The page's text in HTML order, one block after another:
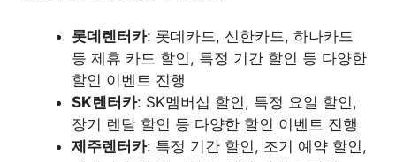
롯데렌터카: 롯데카드, 신한카드, 하나카드
등 제휴 카드 할인, 특정 기간 할인 등 다양한
할인 이벤트 진행
SK렌터카: SK멤버십 할인, 특정 요일 할인,
장기 렌탈 할인 등 다양한 할인 이벤트 진행
제주렌터카: 특정 기간 할인, 조기 예약 할인,